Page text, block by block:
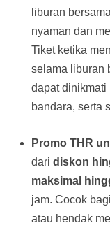
liburan
nyaman dan
Tiket ketika
selama liburan
dapat dinikmati
bandara, serta
Promo THR
dari diskon
maksimal
jam. Cocok
atau hendak